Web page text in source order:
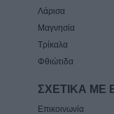
Λάρισα
Μαγνησία
Τρίκαλα
Φθιώτιδα
ΣΧΕΤΙΚΑ ΜΕ
Επικοινωνία